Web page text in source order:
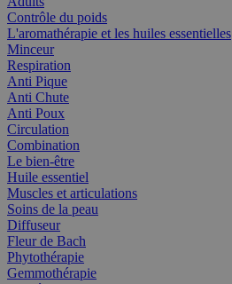
Contrôle du poids
L'aromathérapie et les huiles essentielles
Minceur
Respiration
Anti Pique
Anti Chute
Anti Poux
Circulation
Combination
Le bien-être
Huile essentiel
Muscles et articulations
Soins de la peau
Diffuseur
Fleur de Bach
Phytothérapie
Gemmothérapie